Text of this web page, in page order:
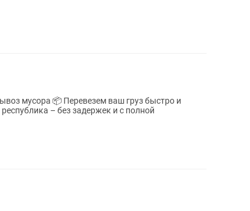
ваш груз быстро и
– без задержек и с полной